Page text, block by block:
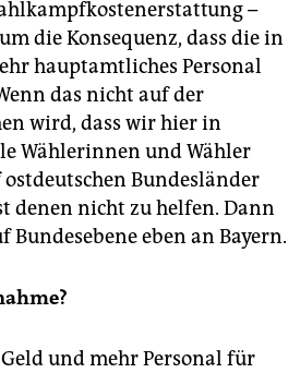
–
die Konsequenz, dass die in
hauptamtliches Personal
das nicht auf der
wird, dass wir hier in
Wählerinnen und Wähler
Bundesländer
denen nicht zu helfen. Dann
Bundesebene eben an Bayern.
und mehr Personal für